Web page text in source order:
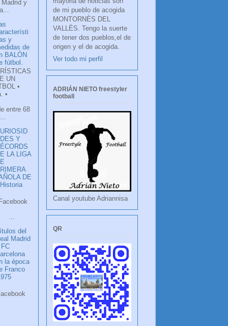
Madrid y
y
de
BALÓN
fútbol.
UN
•
•
entre 68
Y
LA LIGA
DE
del
Madrid
la época
Franco
de mi pueblo de acogida
MONTORNÈS DEL
VALLÈS. Tengo la suerte
de tener dos pueblos,el de
origen y el de acogida.
Ver todo mi perfil
ADRIÁN NIETO freestyler
football
Canal youtube Adriannisa
QR